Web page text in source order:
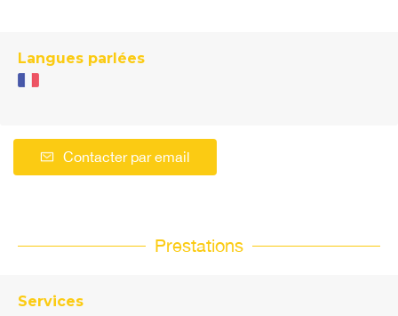
Langues parlées
Contacter par email
Prestations
Services